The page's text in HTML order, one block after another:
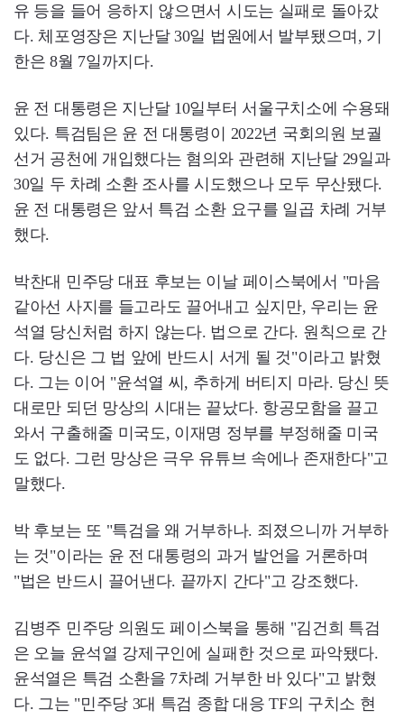
유 등을 들어 응하지 않으면서 시도는 실패로 돌아갔
다. 체포영장은 지난달 30일 법원에서 발부됐으며, 기
한은 8월 7일까지다.
윤 전 대통령은 지난달 10일부터 서울구치소에 수용돼
있다. 특검팀은 윤 전 대통령이 2022년 국회의원 보궐
선거 공천에 개입했다는 혐의와 관련해 지난달 29일과
30일 두 차례 소환 조사를 시도했으나 모두 무산됐다.
윤 전 대통령은 앞서 특검 소환 요구를 일곱 차례 거부
했다.
박찬대 민주당 대표 후보는 이날 페이스북에서 "마음
같아선 사지를 들고라도 끌어내고 싶지만, 우리는 윤
석열 당신처럼 하지 않는다. 법으로 간다. 원칙으로 간
다. 당신은 그 법 앞에 반드시 서게 될 것"이라고 밝혔
다. 그는 이어 "윤석열 씨, 추하게 버티지 마라. 당신 뜻
대로만 되던 망상의 시대는 끝났다. 항공모함을 끌고
와서 구출해줄 미국도, 이재명 정부를 부정해줄 미국
도 없다. 그런 망상은 극우 유튜브 속에나 존재한다"고
말했다.
박 후보는 또 "특검을 왜 거부하나. 죄졌으니까 거부하
는 것"이라는 윤 전 대통령의 과거 발언을 거론하며
"법은 반드시 끌어낸다. 끝까지 간다"고 강조했다.
김병주 민주당 의원도 페이스북을 통해 "김건희 특검
은 오늘 윤석열 강제구인에 실패한 것으로 파악됐다.
윤석열은 특검 소환을 7차례 거부한 바 있다"고 밝혔
다. 그는 "민주당 3대 특검 종합 대응 TF의 구치소 현